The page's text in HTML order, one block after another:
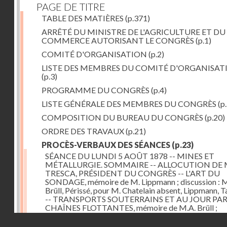
PAGE DE TITRE
TABLE DES MATIÈRES (p.371)
ARRÊTÉ DU MINISTRE DE L'AGRICULTURE ET DU
COMMERCE AUTORISANT LE CONGRÈS (p.1)
COMITÉ D'ORGANISATION (p.2)
LISTE DES MEMBRES DU COMITÉ
(p.3)
PROGRAMME DU CONGRÈS (p.4)
LISTE GÉNÉRALE DES MEMBRES DU CONGRÈS
COMPOSITION DU BUREAU DU CONGRÈS (p.20)
ORDRE DES TRAVAUX(p.21)
PROCÈS-VERBAUX DES SÉANCES (p.23)
SÉANCE DU LUNDI 5 AOÛT 1878 -- MINES ET
MÉTALLURGIE. SOMMAIRE -- ALLOCUTION DE
TRESCA, PRÉSIDENT DU CONGRÈS -- L'ART DU
SONDAGE, mémoire de M. Lippmann ; discussion :
Brüll, Périssé, pour M. Chatelain absent, Lippmann,
-- TRANSPORTS SOUTERRAINS ET AU JOUR PAR
CHAÎNES FLOTTANTES, mémoire de M.A. Brüll ;
observations de M. Mékarsky(p.23)